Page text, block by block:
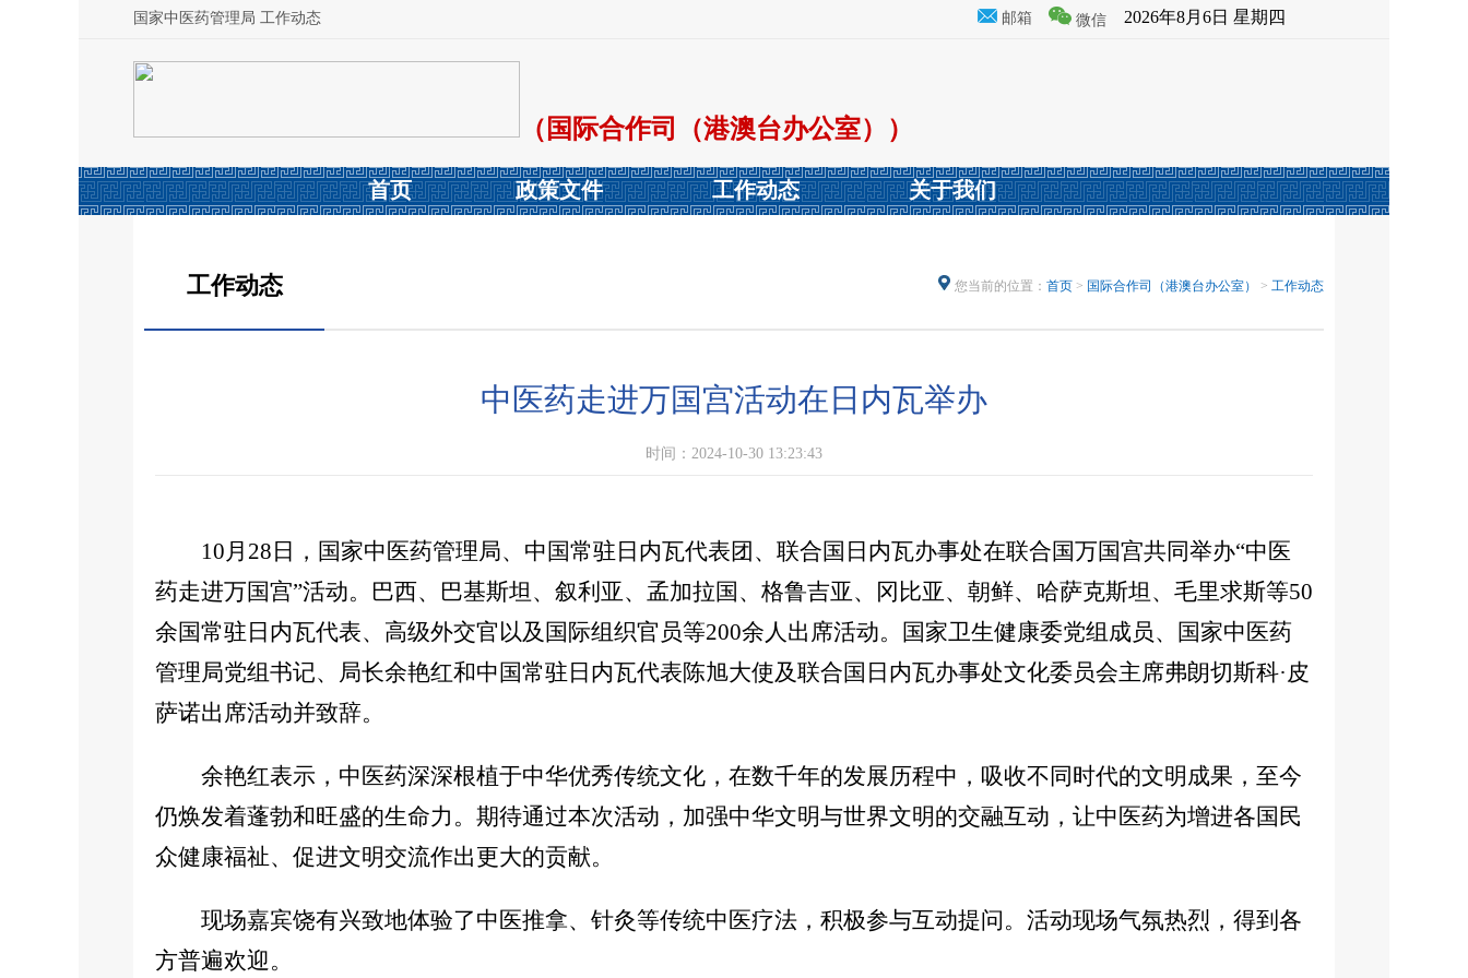
国家中医药管理局 工作动态 邮箱 微信 2026年8月6日 星期四
（国际合作司（港澳台办公室））
首页 政策文件 工作动态 关于我们
工作动态 您当前的位置： 首页 > 国际合作司（港澳台办公室） > 工作动态
中医药走进万国宫活动在日内瓦举办
时间：2024-10-30 13:23:43
10月28日，国家中医药管理局、中国常驻日内瓦代表团、联合国日内瓦办事处在联合国万国宫共同举办“中医
药走进万国宫”活动。巴西、巴基斯坦、叙利亚、孟加拉国、格鲁吉亚、冈比亚、朝鲜、哈萨克斯坦、毛里求斯等50
余国常驻日内瓦代表、高级外交官以及国际组织官员等200余人出席活动。国家卫生健康委党组成员、国家中医药
管理局党组书记、局长余艳红和中国常驻日内瓦代表陈旭大使及联合国日内瓦办事处文化委员会主席弗朗切斯科·皮
萨诺出席活动并致辞。
余艳红表示，中医药深深根植于中华优秀传统文化，在数千年的发展历程中，吸收不同时代的文明成果，至今
仍焕发着蓬勃和旺盛的生命力。期待通过本次活动，加强中华文明与世界文明的交融互动，让中医药为增进各国民
众健康福祉、促进文明交流作出更大的贡献。
现场嘉宾饶有兴致地体验了中医推拿、针灸等传统中医疗法，积极参与互动提问。活动现场气氛热烈，得到各
方普遍欢迎。